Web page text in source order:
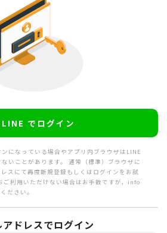
LINE でログイン
になっている場合やアプリ内ブラウザはLINE
いことがあります。 通常（標準）ブラウザに
スにて再度新規登録もしくはログインをお試
ご利用いただけない場合はお手数ですが，info
ださい。
アドレスでログイン